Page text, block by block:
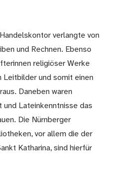
verlangte von
und Rechnen. Ebenso
religiöser Werke
Leitbilder und somit einen
Daneben waren
und Lateinkenntnisse das
Die Nürnberger
vor allem die der
Katharina, sind hierfür